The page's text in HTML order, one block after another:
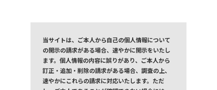
当サイトは、ご本人から自己の個人情報について
の開示の請求がある場合、速やかに開示をいたし
ます。個人情報の内容に誤りがあり、ご本人から
訂正・追加・削除の請求がある場合、調査の上、
速やかにこれらの請求に対応いたします。ただ